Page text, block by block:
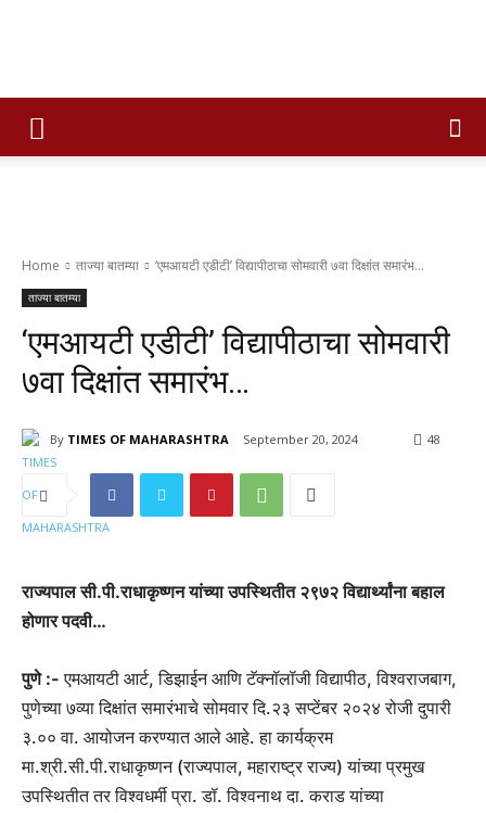
Times
Home ताज्या बातम्या ‘एमआयटी एडीटी’ विद्यापीठाचा सोमवारी ७वा दिक्षांत समारंभ...
ताज्या बातम्या
‘एमआयटी एडीटी’ विद्यापीठाचा सोमवारी
७वा दिक्षांत समारंभ…
By TIMES OF MAHARASHTRA September 20, 2024 48
राज्यपाल सी.पी.राधाकृष्णन यांच्या उपस्थितीत २९७२ विद्यार्थ्यांना बहाल
होणार पदवी…
पुणे :-एमआयटी आर्ट, डिझाईन आणि टॅक्‍नॉलॉजी विद्यापीठ, विश्वराजबाग,
पुणेच्या ७व्या दिक्षांत समारंभाचे सोमवार दि.२३ सप्टेंबर २०२४ रोजी दुपारी
३.०० वा. आयोजन करण्यात आले आहे. हा कार्यक्रम
मा.श्री.सी.पी.राधाकृष्णन (राज्यपाल, महाराष्ट्र राज्य) यांच्या प्रमुख
उपस्थितीत तर विश्वधर्मी प्रा. डॉ. विश्वनाथ दा. कराड यांच्या